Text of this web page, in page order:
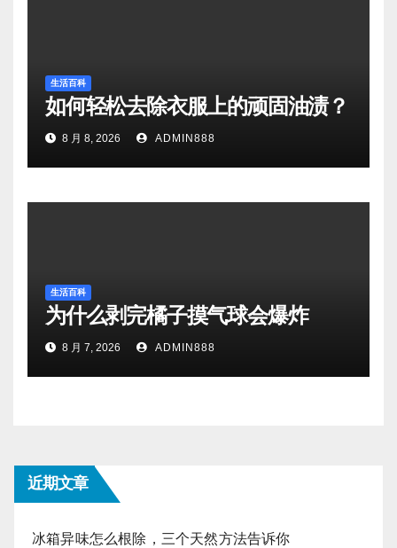
生活百科
如何轻松去除衣服上的顽固油渍？
8 月 8, 2026 ADMIN888
生活百科
为什么剥完橘子摸气球会爆炸
8 月 7, 2026 ADMIN888
近期文章
冰箱异味怎么根除，三个天然方法告诉你